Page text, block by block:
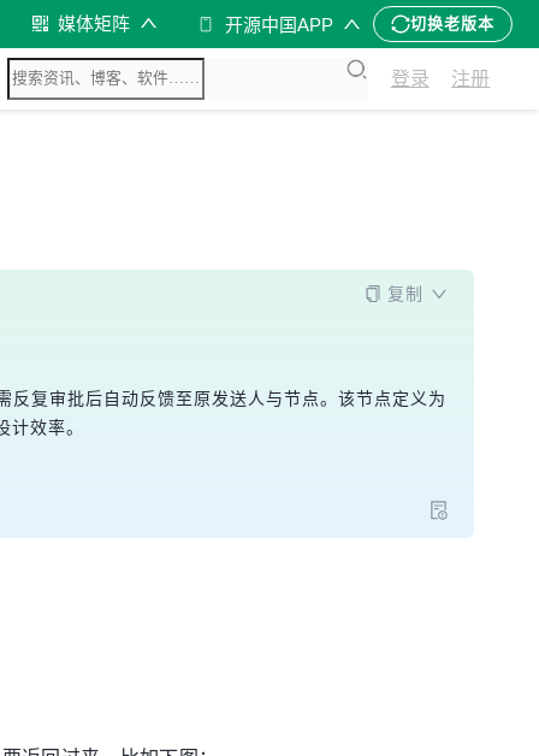
媒体矩阵 开源中国APP 切换老版本
登录 注册
复制
复审批后自动反馈至原发送人与节点。该节点定义为
效率。